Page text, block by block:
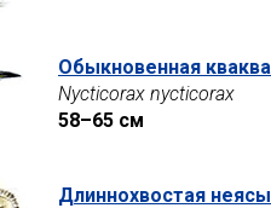
Обыкновенная кваква
Nycticorax nycticorax
58–65 см
Длиннохвостая